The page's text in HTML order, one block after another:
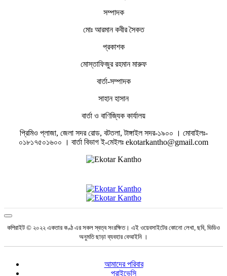
সম্পাদক
মোঃ আরমান কবীর সৈকত
প্রকাশক
মোস্তাফিজুর রহমান মারুফ
বার্তা-সম্পাদক
সাহান হাসান
বার্তা ও বাণিজ্যিক কার্যালয়
প্রিমিও প্লাজা, জেলা সদর রোড, বটতলা, টাঙ্গাইল সদর-১৯০০ । মোবাইলঃ-
০১৮১৭৫০১৬০০ । বার্তা বিভাগ ই-মেইলঃ ekotarkantho@gmail.com
কপিরাইট © ২০২২ একতার কণ্ঠ এর সকল স্বত্ব সংরক্ষিত। এই ওয়েবসাইটের কোনো লেখা, ছবি, ভিডিও
অনুমতি ছাড়া ব্যবহার বেআইনি ।
আমাদের পরিবার
প্রাইভেসি